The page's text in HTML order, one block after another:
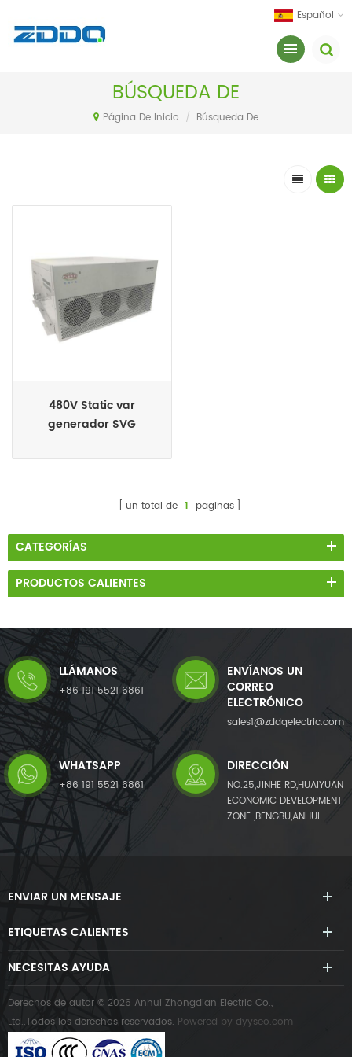
Español
BÚSQUEDA DE
Página De Inicio / Búsqueda De
480V Static var
generador SVG
un total de 1 paginas
CATEGORÍAS
PRODUCTOS CALIENTES
LLÁMANOS
+86 191 5521 6861
ENVÍANOS UN
CORREO
ELECTRÓNICO
sales1@zddqelectric.com
WHATSAPP
+86 191 5521 6861
DIRECCIÓN
NO.25,JINHE RD,HUAIYUAN
ECONOMIC DEVELOPMENT
ZONE ,BENGBU,ANHUI
ENVIAR UN MENSAJE
ETIQUETAS CALIENTES
NECESITAS AYUDA
Derechos de autor © 2026 Anhui Zhongdian Electric Co.,
Ltd..Todos los derechos reservados. Powered by dyyseo.com